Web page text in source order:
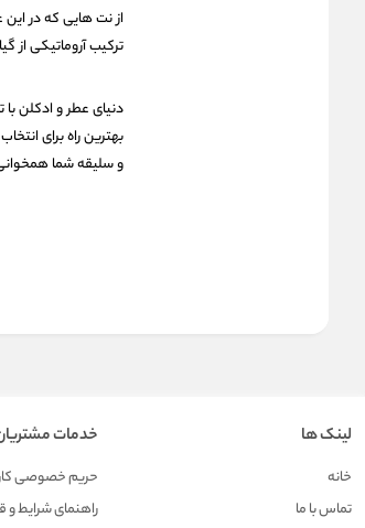
از نت هایی که در این
ترکیب آروماتیکی
دنیای عطر و ادکلن
بهترین راه برای
و سلیقه شما
لینک ها
خانه
تماس با ما
خدمات
حریم خصوصی
راهنمای شرایط و